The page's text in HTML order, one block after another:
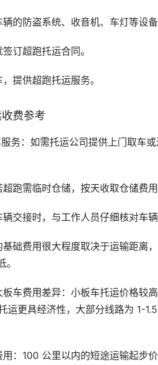
的防盗系统、收音机、车灯等设
订超跑托运合同。
提供超跑托运服务。
费参考
务：如需托运公司提供上门取车
跑需临时仓储，按天收取仓储费用
交接时，与工作人员仔细核对车
础费用很大程度取决于运输距离
车费用差异：小板车托运价格较
运更具经济性，大部分线路为 1-
：100 公里以内的短途运输起